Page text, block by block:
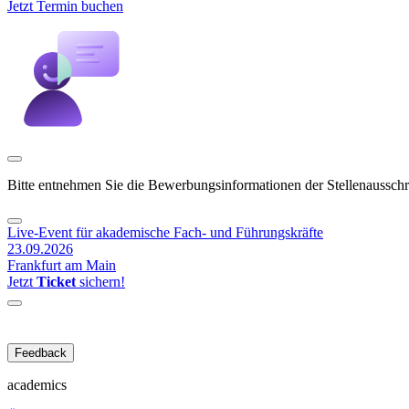
Jetzt Termin buchen
Bitte entnehmen Sie die Bewerbungsinformationen der
Live-Event für akademische Fach- und Führungskräfte
23.09.2026
Frankfurt am Main
Jetzt Ticket sichern!
Feedback
academics